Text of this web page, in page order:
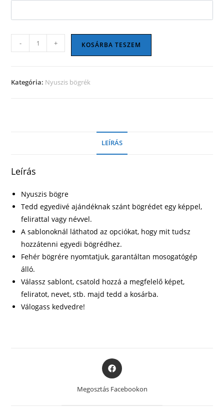
bögre
mennyiség
- + KOSÁRBA TESZEM
Kategória: Nyuszis bögrék
LEÍRÁS
Leírás
Nyuszis bögre
Tedd egyedivé ajándéknak szánt bögrédet egy képpel,
felirattal vagy névvel.
A sablonoknál láthatod az opciókat, hogy mit tudsz
hozzátenni egyedi bögrédhez.
Fehér bögrére nyomtatjuk, garantáltan mosogatógép
álló.
Válassz sablont, csatold hozzá a megfelelő képet,
feliratot, nevet, stb. majd tedd a kosárba.
Válogass kedvedre!
Opens
in
a
new
Megosztás Facebookon